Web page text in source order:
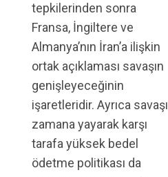
tepkilerinden sonra
Fransa, İngiltere ve
Almanya’nın İran’a ilişkin
ortak açıklaması savaşın
genişleyeceğinin
işaretleridir. Ayrıca savaşı
zamana yayarak karşı
tarafa yüksek bedel
ödetme politikası da